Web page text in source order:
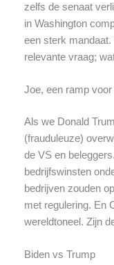
zelfs de senaat
in Washington
een sterk
relevante vraag;
Joe, een ramp
Als we Donald
(frauduleuze)
de VS en
bedrijfswinsten
bedrijven zouden
met regulering. En
wereldtoneel. Zijn
Biden vs Trump